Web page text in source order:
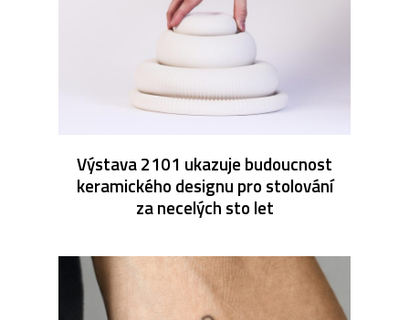
Výstava 2101 ukazuje budoucnost
keramického designu pro stolování
za necelých sto let